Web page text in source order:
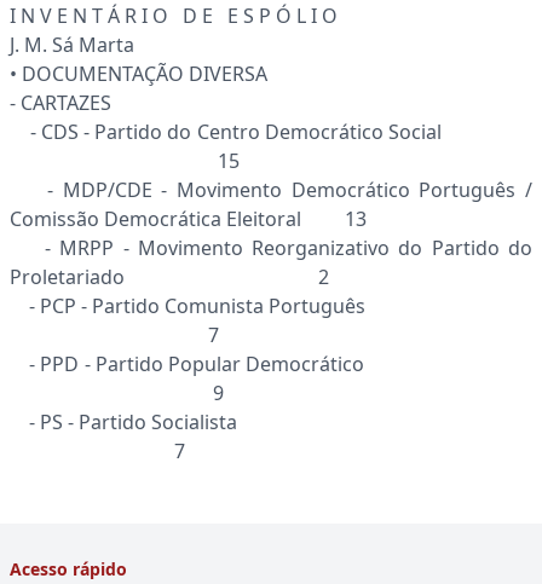
I N V E N T Á R I O D E E S P Ó L I O
J. M. Sá Marta
• DOCUMENTAÇÃO DIVERSA
- CARTAZES
- CDS - Partido do Centro Democrático Social
15
- MDP/CDE - Movimento Democrático Português /
Comissão Democrática Eleitoral 13
- MRPP - Movimento Reorganizativo do Partido do
Proletariado 2
- PCP - Partido Comunista Português
7
- PPD - Partido Popular Democrático
9
- PS - Partido Socialista
7
Acesso rápido